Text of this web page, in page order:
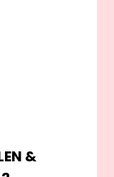
&